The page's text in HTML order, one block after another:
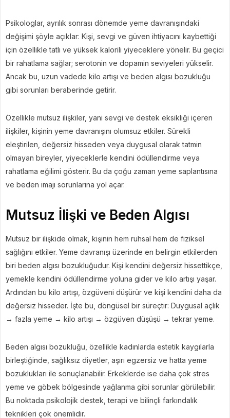
Psikologlar, ayrılık sonrası dönemde yeme davranışındaki
değişimi şöyle açıklar: Kişi, sevgi ve güven ihtiyacını kaybettiği
için özellikle tatlı ve yüksek kalorili yiyeceklere yönelir. Bu geçici
bir rahatlama sağlar; serotonin ve dopamin seviyeleri yükselir.
Ancak bu, uzun vadede kilo artışı ve beden algısı bozukluğu
gibi sorunları beraberinde getirir.
Özellikle mutsuz ilişkiler, yani sevgi ve destek eksikliği içeren
ilişkiler, kişinin yeme davranışını olumsuz etkiler. Sürekli
eleştirilen, değersiz hisseden veya duygusal olarak tatmin
olmayan bireyler, yiyeceklerle kendini ödüllendirme veya
rahatlama eğilimi gösterir. Bu da çoğu zaman yeme saplantısına
ve beden imajı sorunlarına yol açar.
Mutsuz İlişki ve Beden Algısı
Mutsuz bir ilişkide olmak, kişinin hem ruhsal hem de fiziksel
sağlığını etkiler. Yeme davranışı üzerinde en belirgin etkilerden
biri beden algısı bozukluğudur. Kişi kendini değersiz hissettikçe,
yemekle kendini ödüllendirme yoluna gider ve kilo artışı yaşar.
Ardından bu kilo artışı, özgüveni düşürür ve kişi kendini daha da
değersiz hisseder. İşte bu, döngüsel bir süreçtir: Duygusal açlık
→ fazla yeme → kilo artışı → özgüven düşüşü → tekrar yeme.
Beden algısı bozukluğu, özellikle kadınlarda estetik kaygılarla
birleştiğinde, sağlıksız diyetler, aşırı egzersiz ve hatta yeme
bozuklukları ile sonuçlanabilir. Erkeklerde ise daha çok stres
yeme ve göbek bölgesinde yağlanma gibi sorunlar görülebilir.
Bu noktada psikolojik destek, terapi ve bilinçli farkındalık
teknikleri çok önemlidir.